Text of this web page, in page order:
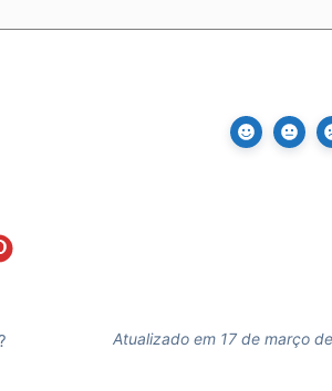
Atualizado em 17 de março